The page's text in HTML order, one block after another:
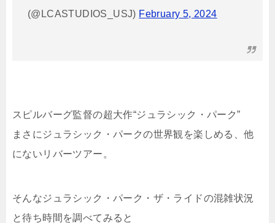
(@LCASTUDIOS_USJ) February 5, 2024
スピルバーグ監督の超大作“ジュラシック・パーク”
まさにジュラシック・パークの世界観を楽しめる、他
にないリバーツアー。
そんなジュラシック・パーク・ザ・ライドの混雑状況
と待ち時間を調べてみると